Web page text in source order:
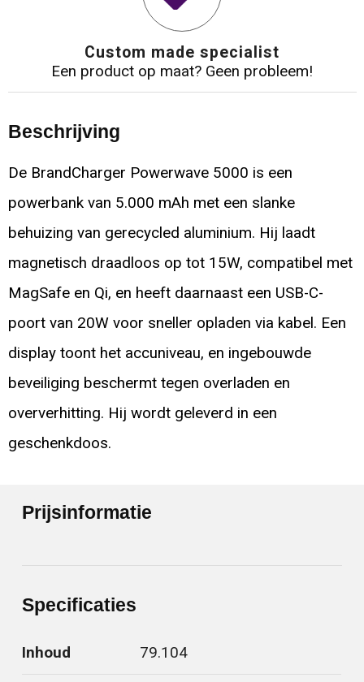
Custom made specialist
Een product op maat? Geen probleem!
Beschrijving
De BrandCharger Powerwave 5000 is een
powerbank van 5.000 mAh met een slanke
behuizing van gerecycled aluminium. Hij laadt
magnetisch draadloos op tot 15W, compatibel met
MagSafe en Qi, en heeft daarnaast een USB-C-
poort van 20W voor sneller opladen via kabel. Een
display toont het accuniveau, en ingebouwde
beveiliging beschermt tegen overladen en
oververhitting. Hij wordt geleverd in een
geschenkdoos.
Prijsinformatie
Specificaties
Inhoud 79.104